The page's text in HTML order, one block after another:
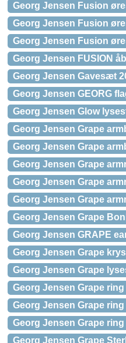
Georg Jensen Fusion
Georg Jensen Fusion
Georg Jensen Fusion
Georg Jensen FUSION
Georg Jensen Gavesæt
Georg Jensen GEORG
Georg Jensen Glow
Georg Jensen Grape
Georg Jensen Grape
Georg Jensen Grape
Georg Jensen Grape
Georg Jensen Grape
Georg Jensen Grape
Georg Jensen GRAPE
Georg Jensen Grape
Georg Jensen Grape
Georg Jensen Grape
Georg Jensen Grape
Georg Jensen Grape
Georg Jensen Grape